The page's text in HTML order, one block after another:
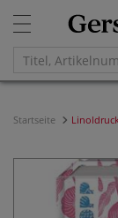
Startseite